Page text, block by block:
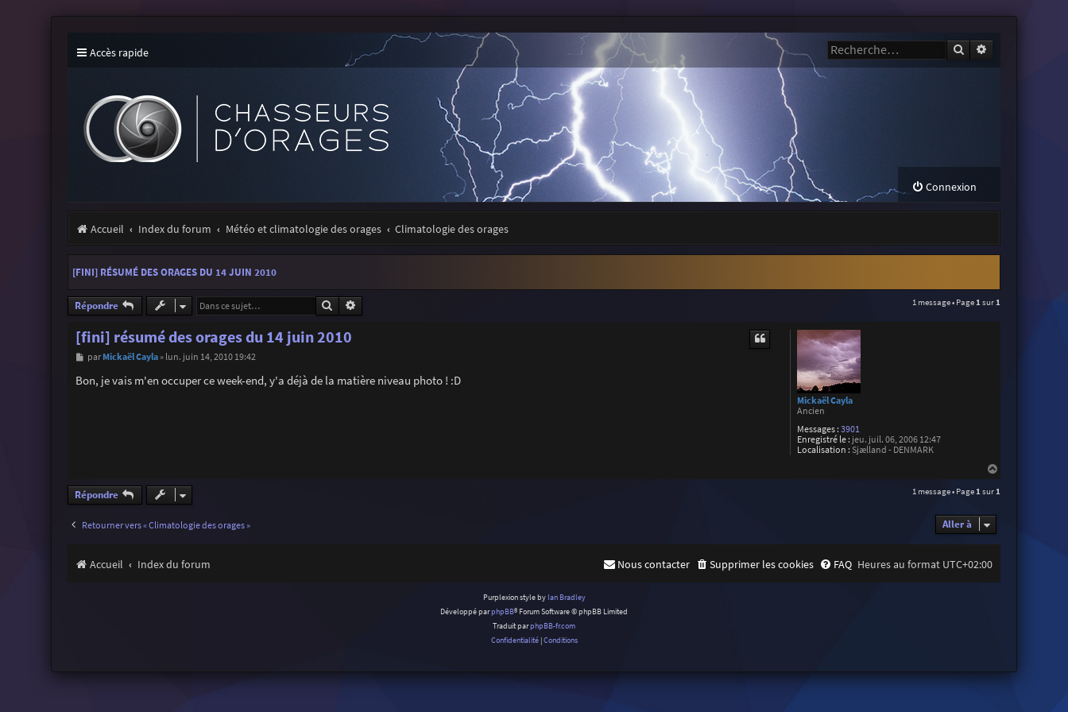
Accès rapide Rechercher
Connexion
Accueil Index du forum Météo et climatologie des orages Climatologie des orages
[FINI] RÉSUMÉ DES ORAGES DU 14 JUIN 2010
Répondre Rechercher 1 message • Page 1 sur 1
Mickaël Cayla
Ancien
Messages : 3901
Enregistré le : jeu. juil. 06, 2006 12:47
Localisation : Sjælland - DENMARK
[fini] résumé des orages du 14 juin 2010
M
s
s
par Mickaël Cayla» lun. juin 14, 2010 19:42
Bon, je vais m'en occuper ce week-end, y'a déjà de la matière niveau photo ! :D
a
u
Répondre 1 message • Page 1 sur 1
Retourner vers « Climatologie des orages » Aller à
Accueil Index du forum Heures au format UTC+02:00
FAQ
Supprimer les cookies
Nous contacter
Purplexion style by Ian Bradley
Développé parphpBB® Forum Software © phpBB Limited
Traduit parphpBB-fr.com
Confidentialité|Conditions